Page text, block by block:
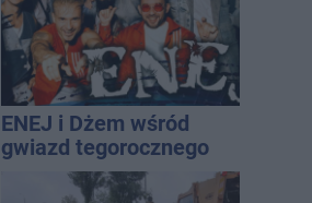
ENEJ i Dżem wśród
gwiazd tegorocznego
święta miasta